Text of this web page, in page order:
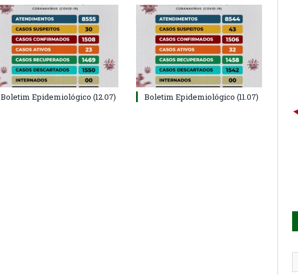
Boletim Epidemiológico (12.07) Boletim Epidemiológico (11.07)